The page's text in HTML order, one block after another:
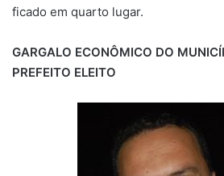
ficado em quarto lugar.
GARGALO ECONÔMICO DO
PREFEITO ELEITO